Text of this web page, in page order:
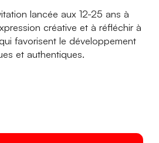
lancée aux 12-25 ans à
créative et à réfléchir à
favorisent le développement
et authentiques.